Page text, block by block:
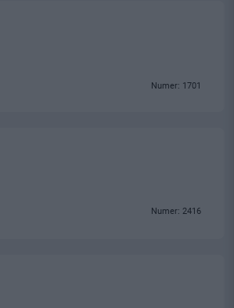
Numer: 1701
Numer: 2416